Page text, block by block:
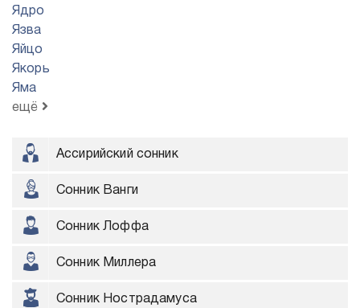
Ядро
Язва
Яйцо
Якорь
Яма
ещё
Ассирийский сонник
Сонник Ванги
Сонник Лоффа
Сонник Миллера
Сонник Нострадамуса